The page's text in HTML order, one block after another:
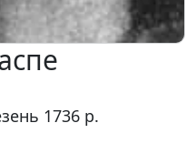
1736 р.